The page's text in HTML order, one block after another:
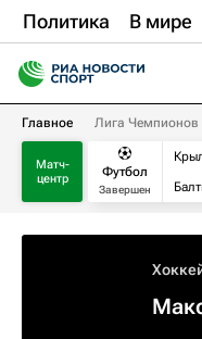
Политика В мире
Главное Лига Чемпионов
Матч-
центр
Футбол
Завершен